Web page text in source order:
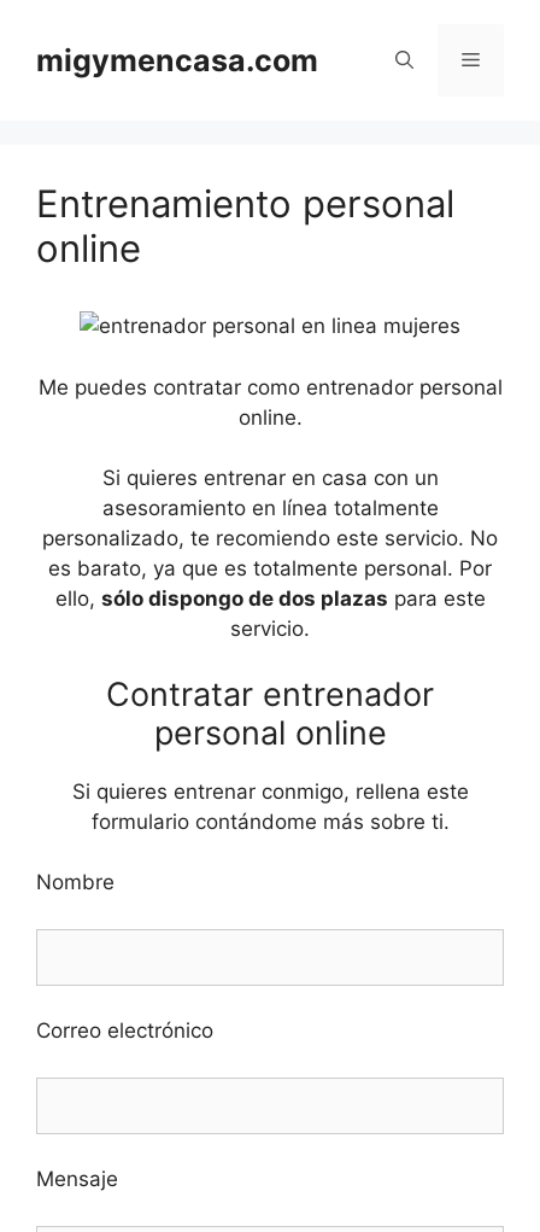
contenido
migymencasa.com Menú
Entrenamiento personal
online
Me puedes contratar como entrenador personal
online.
Si quieres entrenar en casa con un
asesoramiento en línea totalmente
personalizado, te recomiendo este servicio. No
es barato, ya que es totalmente personal. Por
ello, sólo dispongo de dos plazas para este
servicio.
Contratar entrenador
personal online
Si quieres entrenar conmigo, rellena este
formulario contándome más sobre ti.
Nombre
Correo electrónico
Mensaje